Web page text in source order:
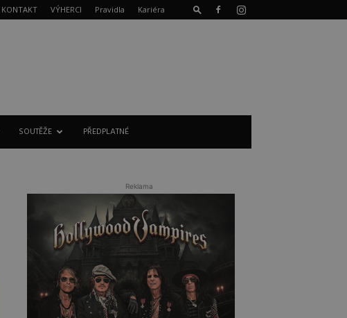
KONTAKT VÝHERCI Pravidla Kariéra
SOUTĚŽE PŘEDPLATNÉ
Reklama